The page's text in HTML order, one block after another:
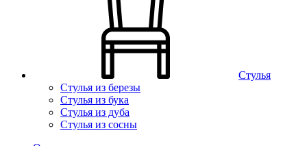
Стулья
Стулья из березы
Стулья из бука
Стулья из дуба
Стулья из сосны